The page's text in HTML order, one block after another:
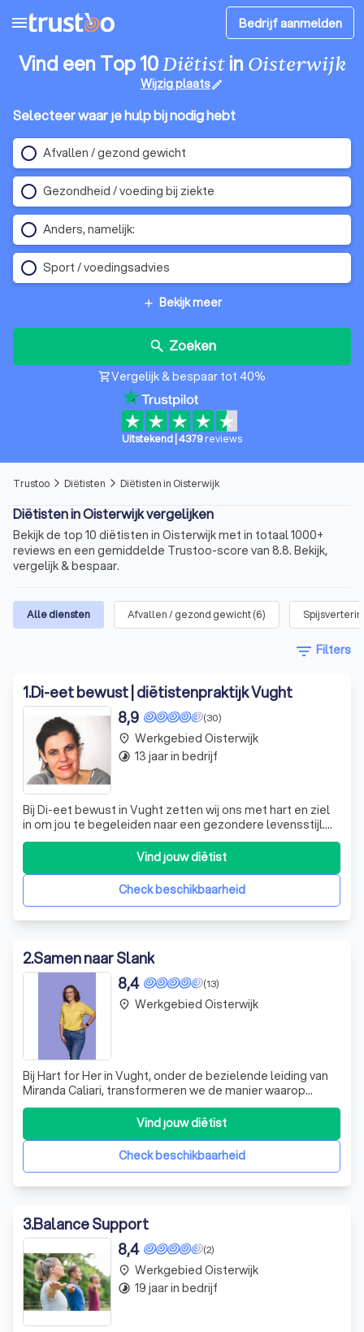
menu Bedrijf aanmelden
Vind een Top 10Diëtistin Oisterwijk
Wijzig plaatsedit
Selecteer waar je hulp bij nodig hebt
Afvallen / gezond gewicht
Gezondheid / voeding bij ziekte
Anders, namelijk:
Sport / voedingsadvies
add Bekijk meer
search Zoeken
shopping_cartVergelijk & bespaar tot 40%
Uitstekend 4379reviews
Trustoo arrow_forward_ios Diëtisten arrow_forward_ios Diëtisten in Oisterwijk
Diëtisten in Oisterwijk vergelijken
Bekijk de top 10 diëtisten in Oisterwijk met in totaal 1000+
reviews en een gemiddelde Trustoo-score van 8.8. Bekijk,
vergelijk & bespaar.
Alle diensten Afvallen / gezond gewicht(6)
filter_list Filters
1.Di-eet bewust | diëtistenpraktijk Vught
(30)
8,9
Bij Di-eet bewust in Vught zetten wij ons met hart en ziel
in om jou te begeleiden naar een gezondere levensstijl.
Met meer dan 30 jaar ervaring zijn wij gespecialiseerd in
het adviseren en ondersteunen van zowel volwassenen
als kinderen. Onze aanpak is uniek omdat wij strenge
diëten vermijden. WijCheck beschikbaarheid
Vind jouw diëtist
place Werkgebied Oisterwijk
timelapse 13 jaar in bedrijf
2.Samen naar Slank
(13)
8,4
Bij Hart for Her in Vught, onder de bezielende leiding van
Miranda Caliari, transformeren we de manier waarop
vrouwen naar fitness en levensstijl kijken. Sinds 2006
bieden wij een unieke combinatie van vrouwenspecifieke
fitnessprogramma's en het vooraanstaande
PS.Food&Lifestyle afslankprogramma. Onz
Check beschikbaarheid
Vind jouw diëtist
place Werkgebied Oisterwijk
3.Balance Support
(2)
8,4
place Werkgebied Oisterwijk
timelapse 19 jaar in bedrijf